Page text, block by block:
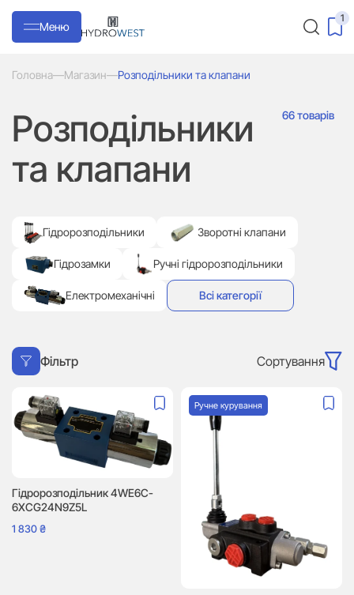
Меню
1
Головна—Магазин—Розподільники та клапани
Розподільники
та клапани
66 товарів
Гідророзподільники Зворотні клапани
Гідрозамки Ручні гідророзподільники
Електромеханічні Всі категорії
Фільтр Сортування
Гідророзподільник 4WE6C-
6XCG24N9Z5L
1 830₴
Ручне курування